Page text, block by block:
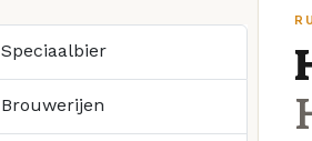
Speciaalbier
Brouwerijen